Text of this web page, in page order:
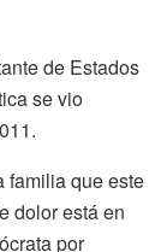
de Estados
se vio
familia que este
dolor está en
por